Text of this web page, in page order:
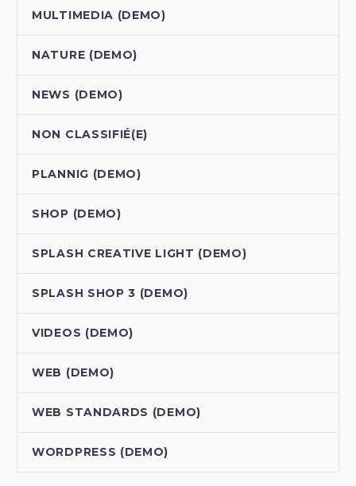
MULTIMEDIA (DEMO)
NATURE (DEMO)
NEWS (DEMO)
NON CLASSIFIÉ(E)
PLANNIG (DEMO)
SHOP (DEMO)
SPLASH CREATIVE LIGHT (DEMO)
SPLASH SHOP 3 (DEMO)
VIDEOS (DEMO)
WEB (DEMO)
WEB STANDARDS (DEMO)
WORDPRESS (DEMO)